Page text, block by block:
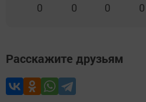
0 0 0 0
Расскажите друзьям